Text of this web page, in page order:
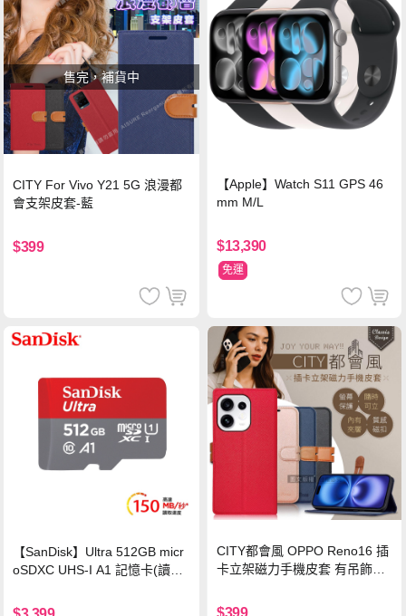
售完，補貨中
CITY For Vivo Y21 5G 浪漫都
會支架皮套-藍
$399
【Apple】Watch S11 GPS 46
mm M/L
$13,390
免運
【SanDisk】Ultra 512GB micr
oSDXC UHS-I A1 記憶卡(讀取
CITY都會風 OPPO Reno16 插
卡立架磁力手機皮套 有吊飾孔